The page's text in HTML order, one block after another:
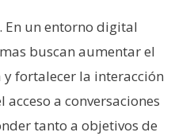
En un entorno digital
buscan aumentar el
fortalecer la interacción
a conversaciones
tanto a objetivos de